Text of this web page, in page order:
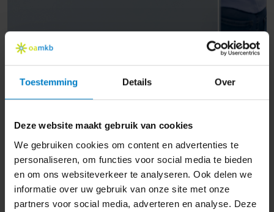
Toestemming Details Over
Deze website maakt gebruik van cookies
We gebruiken cookies om content en advertenties te
personaliseren, om functies voor social media te bieden
en om ons websiteverkeer te analyseren. Ook delen we
informatie over uw gebruik van onze site met onze
partners voor social media, adverteren en analyse. Deze